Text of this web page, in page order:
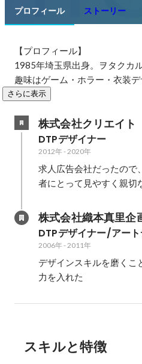
プロフィール ストーリー
【プロフィール】
1985年埼玉県出身。ヲタクカ
趣味はゲーム・ホラー・衣装デ
さらに表示
株式会社クリエイト
DTPデザイナー
2012年-2020年
求人広告会社だったので
者にとって見やすく親切
株式会社織本真里企
DTPデザイナー/アー
2006年-2011年
デザインスキルを磨くこ
力を入れた
スキルと特徴